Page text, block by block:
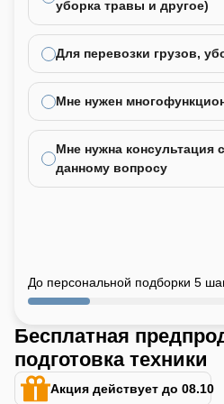
уборка травы и другое)
Для перевозки грузов,
Мне нужен
Мне нужна консультация
данному вопросу
До персональной подборки 5
Бесплатная
подготовка техники
Акция действует до 08.10